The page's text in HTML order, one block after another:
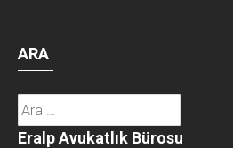
ARA
Arama:
Eralp Avukatlık Bürosu